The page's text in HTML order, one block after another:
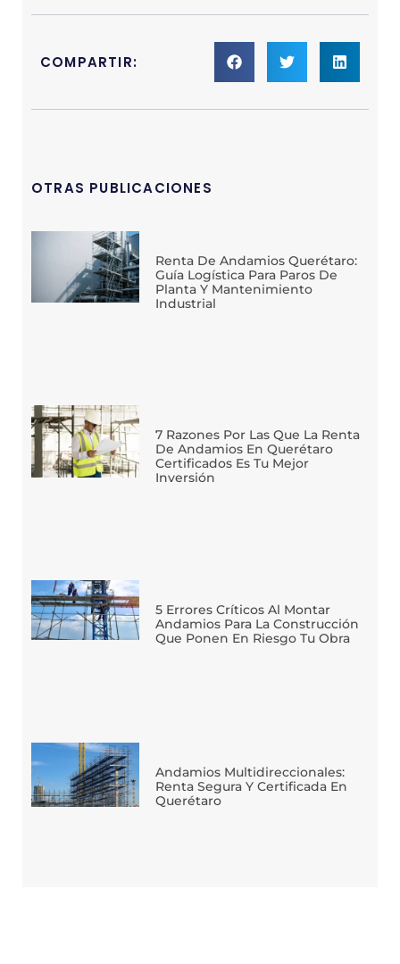
COMPARTIR:
OTRAS PUBLICACIONES
Renta De Andamios Querétaro:
Guía Logística Para Paros De
Planta Y Mantenimiento
Industrial
7 Razones Por Las Que La Renta
De Andamios En Querétaro
Certificados Es Tu Mejor
Inversión
5 Errores Críticos Al Montar
Andamios Para La Construcción
Que Ponen En Riesgo Tu Obra
Andamios Multidireccionales:
Renta Segura Y Certificada En
Querétaro